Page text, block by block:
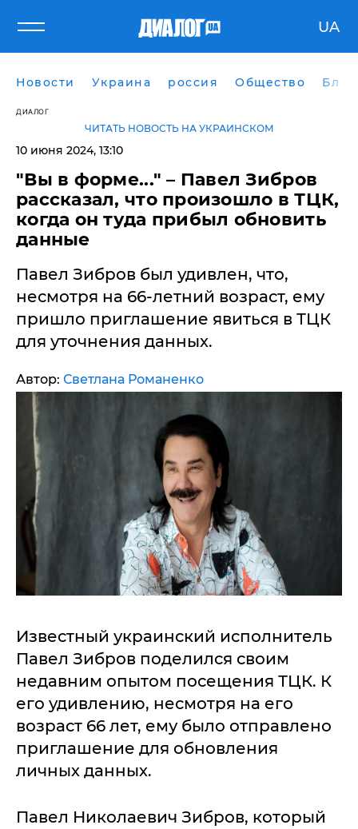
UA
Новости Украина россия Общество
ДИАЛОГ
ЧИТАТЬ НОВОСТЬ НА УКРАИНСКОМ
10 июня 2024, 13:10
"Вы в форме..." – Павел Зибров
рассказал, что произошло в ТЦК,
когда он туда прибыл обновить
данные
Павел Зибров был удивлен, что,
несмотря на 66-летний возраст, ему
пришло приглашение явиться в ТЦК
для уточнения данных.
Автор: Светлана Романенко
Известный украинский исполнитель
Павел Зибров поделился своим
недавним опытом посещения ТЦК. К
его удивлению, несмотря на его
возраст 66 лет, ему было отправлено
приглашение для обновления
личных данных.
Павел Николаевич Зибров, который